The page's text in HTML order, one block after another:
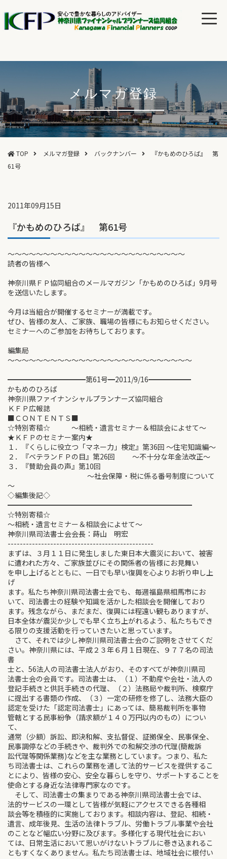
メルマガ登録
TOP メルマガ登録 バックナンバー
『かもめのひろば』 第
61号
2011年09月15日
『かもめのひろば』 第61号
～～～～～～～～～～～～～～～～～～～～～～～～～
読者の皆様へ
神奈川県ＦＰ協同組合のメールマガジン「かもめのひろば」9月号
を送信いたします。
今月は当組合が開催するセミナーが満載です。
ぜひ、皆様の友人、ご家族、職場の皆様にもお知らせください。
セミナーへのご参加をお待ちしております。
編集局
～～～～～～～～～～～～～～～～～～～～～～～～～～
━━━━━━━━━━━第61号━2011/9/16━━━━━━
かもめのひろば
神奈川県ファイナンシャルプランナーズ協同組合
ＫＦＰ広報誌
■ＣＯＮＴＥＮＴＳ■
☆特別寄稿☆ ～相続・遺言セミナー＆相談会によせて～
★ＫＦＰのセミナー案内★
１．『くらしに役立つ「マネー力」検定』第36回 ～住宅知識編～
２．『ベテランＦＰの目』第26回 ～不十分な年金法改正～
３．『賛助会員の声』第10回
～社会保障・税に係る番号制度について
～
◇編集後記◇
━━━━━━━━━━━━━━━━━━━━━━━━━━
☆特別寄稿☆
～相続・遺言セミナー＆相談会によせて～
神奈川県司法書士会会長：蒔山 明宏
------------------------------------------------
まずは、３月１１日に発生しました東日本大震災において、被害
に遭われた方々、ご家族並びにその関係者の皆様にお見舞い
を申し上げるとともに、一日でも早い復興を心よりお祈り申し上
げ
ます。私たち神奈川県司法書士会でも、毎週福島県相馬市にお
いて、司法書士の経験や知識を活かした相談会を開催しており
ます。残念ながら、まだまだ、復興には程遠い観もありますが、
日本全体が震災か少しでも早く立ち上がれるよう、私たちもでき
る限りの支援活動を行っていきたいと思っています。
さて、それでは少し神奈川県司法書士会のご説明をさせてくだ
さい。神奈川県には、平成２３年６月１日現在、９７７名の司法
書
士と、56法人の司法書士法人がおり、そのすべてが神奈川県司
法書士会の会員です。司法書士は、（１）不動産や会社・法人の
登記手続きと供託手続きの代理、（２）法務局や裁判所、検察庁
に提出する書類の作成、（３）一定の研修を修了し、法務大臣の
認定を受けた「認定司法書士」にあっては、簡易裁判所を事物
管轄とする民事紛争（請求額が１４０万円以内のもの）につい
て、
通常（少額）訴訟、即決和解、支払督促、証拠保全、民事保全、
民事調停などの手続きや、裁判外での和解交渉の代理(簡裁訴
訟代理等関係業務)などを主な業務としています。つまり、私た
ち司法書士は、これらの業務を通して法的サービスを提供するこ
とにより、皆様の安心、安全な暮らしを守り、サポートすることを
使命とする身近な法律専門家なのです。
そして、司法書士の集まりである神奈川県司法書士会では、
法的サービスの一環として皆様が気軽にアクセスできる各種相
談会等を積極的に実施しております。相談内容は、登記、相続・
遺言、成年後見、生活の法律トラブル、労働トラブル事業や会社
のことなど幅広い分野に及びます。多様化する現代社会におい
ては、日常生活において思いがけないトラブルに巻き込まれるこ
ともすくなくありません。私たち司法書士は、地域社会に根付い